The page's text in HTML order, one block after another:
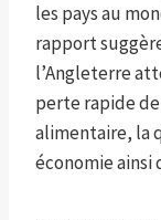
les pays au
rapport
l’Angleterre
perte rapide
alimentaire, la
économie